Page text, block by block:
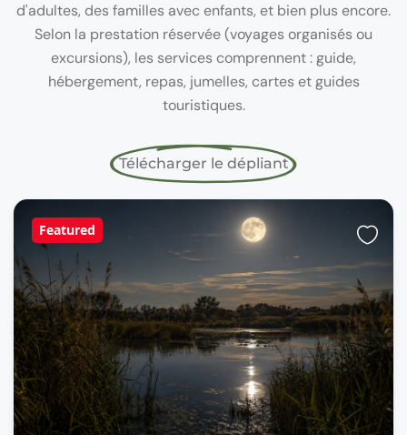
d'adultes, des familles avec enfants, et bien plus encore.
Selon la prestation réservée (voyages organisés ou
excursions), les services comprennent : guide,
hébergement, repas, jumelles, cartes et guides
touristiques.
Télécharger le dépliant
Featured